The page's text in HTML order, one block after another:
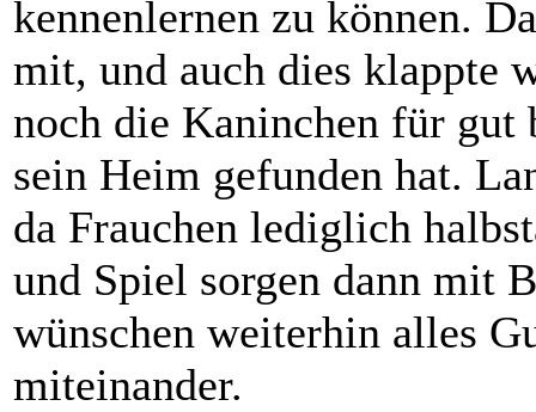
kennenlernen zu können.
mit, und auch dies klappte
noch die Kaninchen für gut
sein Heim gefunden hat.
da Frauchen lediglich
und Spiel sorgen dann mit
wünschen weiterhin alles
miteinander.